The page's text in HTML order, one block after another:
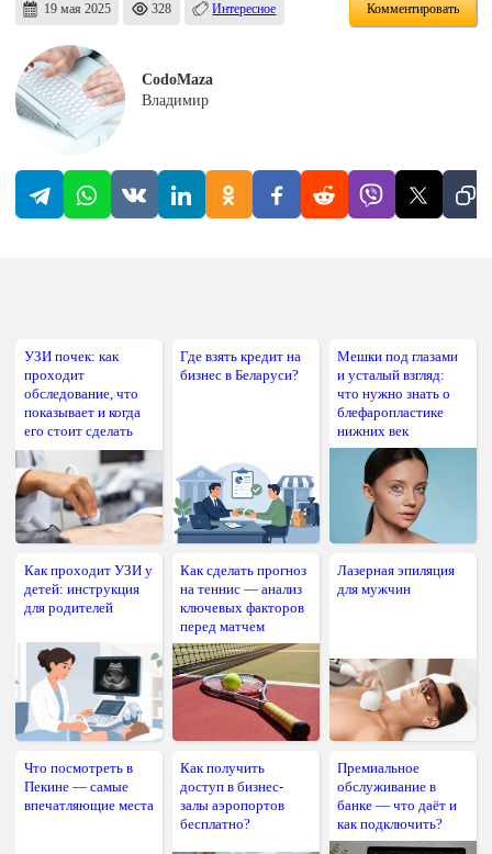
19 мая 2025 328 Интересное Комментировать
CodoMaza
Владимир
УЗИ почек: как
проходит
обследование, что
показывает и когда
его стоит сделать
Где взять кредит на
бизнес в Беларуси?
Мешки под глазами
и усталый взгляд:
что нужно знать о
блефаропластике
нижних век
Как проходит УЗИ у
детей: инструкция
для родителей
Как сделать прогноз
на теннис — анализ
ключевых факторов
перед матчем
Лазерная эпиляция
для мужчин
Что посмотреть в
Пекине — самые
впечатляющие места
Как получить
доступ в бизнес-
залы аэропортов
бесплатно?
Премиальное
обслуживание в
банке — что даёт и
как подключить?